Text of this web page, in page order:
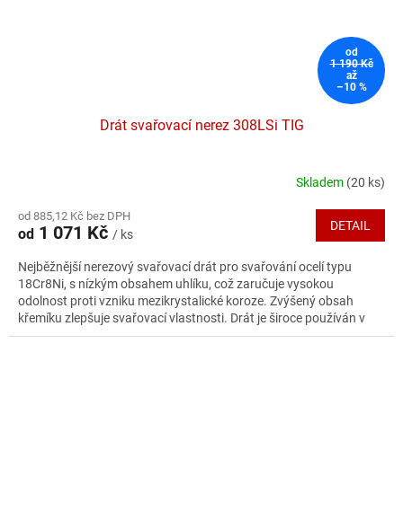
od
1 190 Kč
až
–10 %
Drát svařovací nerez 308LSi TIG
produktu
je
z
5
hvězdiček.
Skladem (20 ks)
od 885,12 Kč bez DPH
od 1 071 Kč / ks
DETAIL
Nejběžnější nerezový svařovací drát pro svařování ocelí typu
18Cr8Ni, s nízkým obsahem uhlíku, což zaručuje vysokou
odolnost proti vzniku mezikrystalické koroze. Zvýšený obsah
křemíku zlepšuje svařovací vlastnosti. Drát je široce používán v
chemickém a potravinářském průmyslu pro svařování potrubí a